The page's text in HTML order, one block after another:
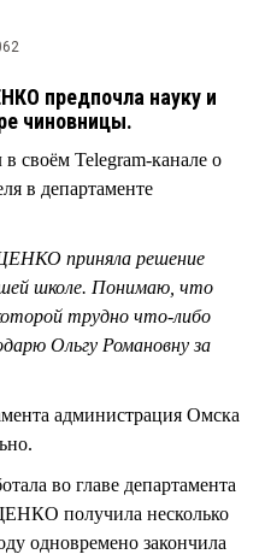
предпочла науку и
чиновницы.
Telegram-канале о
в департаменте
приняла решение
школе. Понимаю, что
трудно что-либо
Ольгу Романовну за
администрация Омска
во главе департамента
получила несколько
одновремено закончила